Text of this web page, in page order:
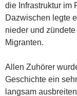
die Infrastruktur im
Dazwischen legte
nieder und
Migranten.
Allen Zuhörer
Geschichte ein
langsam